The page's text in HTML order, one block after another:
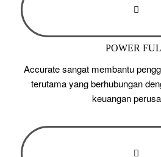
POWER
Accurate sangat membantu
terutama yang berhubungan
keuangan